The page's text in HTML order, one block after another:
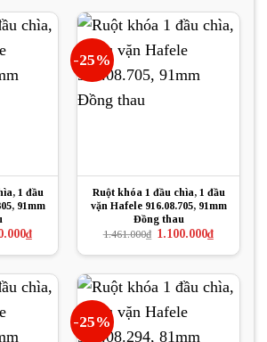
784.000₫.
1.270.000₫.
1 đầu
91mm
₫Giá
hiện
tại
1.860.000₫.
-25%
Ruột khóa 1 đầu chìa, 1 đầu
vặn Hafele 916.08.705, 91mm
Đồng thau
1.461.000₫ Giá
là:
1.100.000₫Giá
hiện
tại
1.100.000₫.
-25%